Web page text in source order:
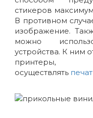
стикеров
В противном
изображение.
можно
устройства. К ним
принтеры,
осуществлять